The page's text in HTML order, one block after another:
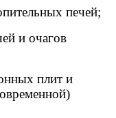
печей;
и очагов
плит и